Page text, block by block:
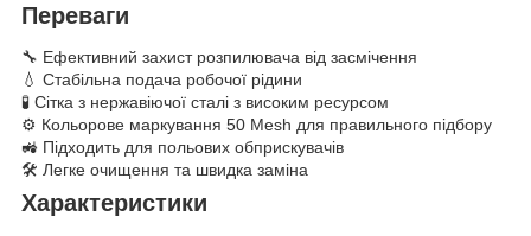
Переваги
🔧 Ефективний захист розпилювача від засмічення
💧 Стабільна подача робочої рідини
🧪 Сітка з нержавіючої сталі з високим ресурсом
⚙️ Кольорове маркування 50 Mesh для правильного підбору
🚜 Підходить для польових обприскувачів
🛠 Легке очищення та швидка заміна
Характеристики